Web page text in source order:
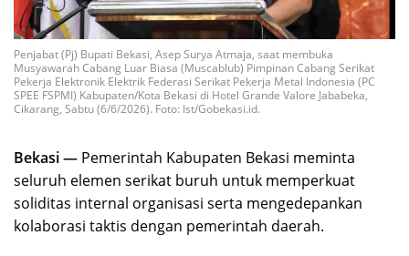
Penjabat (Pj) Bupati Bekasi, Asep Surya Atmaja, saat membuka
Musyawarah Cabang Luar Biasa (Muscablub) Pimpinan Cabang Serikat
Pekerja Elektronik Elektrik Federasi Serikat Pekerja Metal Indonesia (PC
SPEE FSPMI) Kabupaten/Kota Bekasi di Hotel Grande Valore Jababeka,
Cikarang, Sabtu (6/6/2026). Foto: Ist/Gobekasi.id.
Bekasi — Pemerintah Kabupaten Bekasi meminta
seluruh elemen serikat buruh untuk memperkuat
soliditas internal organisasi serta mengedepankan
kolaborasi taktis dengan pemerintah daerah.